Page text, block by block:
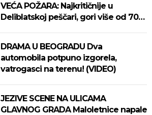
VEĆA POŽARA: Najkritičnije u
Deliblatskoj peščari, gori više od 700
DRAMA U BEOGRADU Dva
automobila potpuno izgorela,
vatrogasci na terenu! (VIDEO)
JEZIVE SCENE NA ULICAMA
GLAVNOG GRADA Maloletnice napale